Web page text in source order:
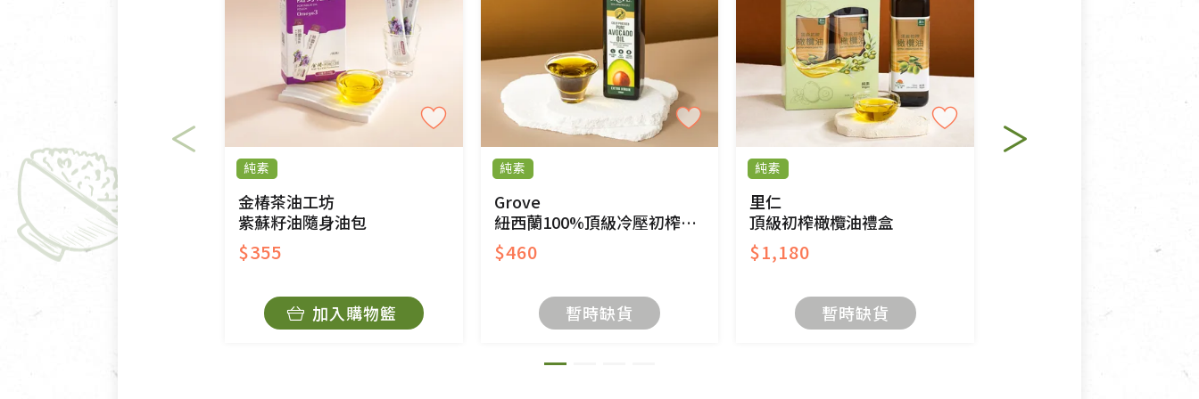
以數位或電磁紀錄形式儲存之商品、易於變質或損壞之商品、以及性質上無法或不適合退換之商品：如CD、
VCD、DVD、電腦軟體，若產品瑕疵無法讀取僅接受原片換新。
衣飾鞋類-如T恤，如於送達後水洗或污損者。
美容保養用品、內衣褲、襪子、口罩等私人消耗性產品，一經拆封使用，恕無法退貨。
內衣褲、襪子、口罩個人衛生用品除商品本身有瑕疵外,依據《通訊交易解除權合理例外情事適用準則》, 恕無法
有標示不接受退貨的優惠商品與蔬菜箱，不接受退換，但若為商品本身或運送過程中所造成的瑕疵，則不在此
手抄稿進行退貨時，請務必保持原包裝方式及使用原箱退回。
若未保持原包裝方式或未使用原箱退回，導致書籍有任何折損、磨損、污損或凹角，將不接受退貨，也不予以退
純素
金椿茶油工坊
紫蘇籽油隨身油包
$355
加入購物籃
純素
Grove
紐西蘭100%頂級冷壓初榨純酪梨油
$460
暫時缺貨
純素
里仁
頂級初榨橄欖油禮盒
$1,180
暫時缺貨 加入購物籃